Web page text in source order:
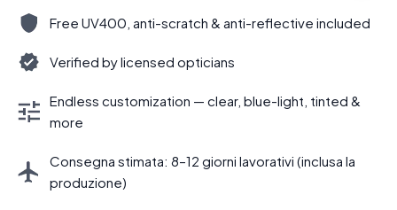
Free UV400, anti-scratch & anti-reflective included
Verified by licensed opticians
Endless customization — clear, blue-light, tinted &
more
Consegna stimata: 8–12 giorni lavorativi (inclusa la
produzione)